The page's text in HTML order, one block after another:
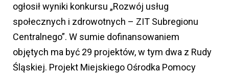
ogłosił wyniki konkursu „Rozwój usług
społecznych i zdrowotnych – ZIT Subregionu
Centralnego”. W sumie dofinansowaniem
objętych ma być 29 projektów, w tym dwa z Rudy
Śląskiej. Projekt Miejskiego Ośrodka Pomocy